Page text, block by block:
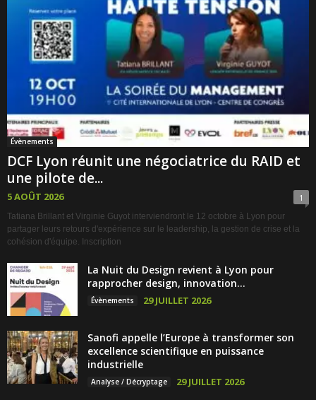
Évènements
DCF Lyon réunit une négociatrice du RAID et
une pilote de...
5 AOÛT 2026 1
Tatiana Brillant et Virginie Guyot interviendront le 12 octobre à Lyon pour
partager leurs retours d'expérience sur le leadership, la gestion de crise et la
cohésion d'équipe. Inscription
La Nuit du Design revient à Lyon pour
rapprocher design, innovation...
Évènements 29 JUILLET 2026
Sanofi appelle l’Europe à transformer son
excellence scientifique en puissance
industrielle
Analyse / Décryptage 29 JUILLET 2026